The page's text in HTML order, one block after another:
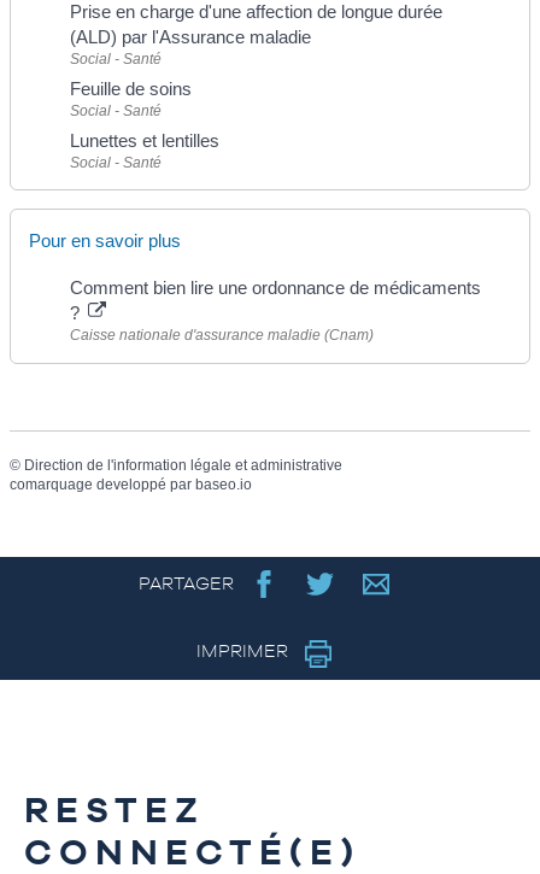
Prise en charge d'une affection de longue durée
(ALD) par l'Assurance maladie
Social - Santé
Feuille de soins
Social - Santé
Lunettes et lentilles
Social - Santé
Pour en savoir plus
Comment bien lire une ordonnance de médicaments
?
Caisse nationale d'assurance maladie (Cnam)
© Direction de l'information légale et administrative
comarquage developpé par baseo.io
PARTAGER
IMPRIMER
RESTEZ
CONNECTÉ(E)